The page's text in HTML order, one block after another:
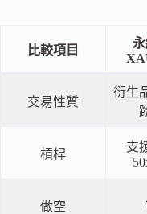
比較項目
交易性質
衍生
槓桿
支
做空